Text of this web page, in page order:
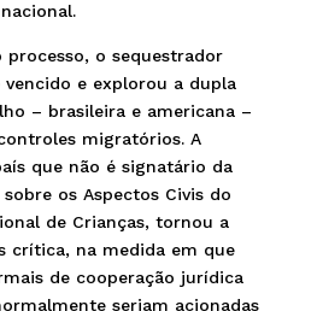
processo, o sequestrador
e explorou a dupla
– brasileira e americana –
migratórios. A
que não é signatário da
os Aspectos Civis do
de Crianças, tornou a
crítica, na medida em que
de cooperação jurídica
seriam acionadas